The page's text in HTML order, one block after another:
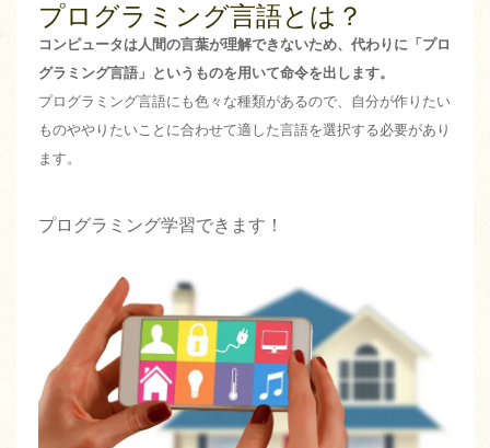
プログラミング言語とは？
コンピュータは人間の言葉が理解できないため、代わりに「プロ
グラミング言語」というものを用いて命令を出します。
プログラミング言語にも色々な種類があるので、自分が作りたい
ものややりたいことに合わせて適した言語を選択する必要があり
ます。
プログラミング学習できます！